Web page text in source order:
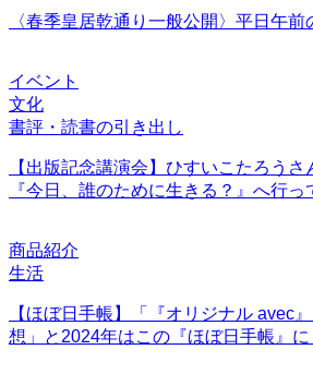
〈春季皇居乾通り一般公開〉平日午前
イベント
文化
書評・読書の引き出し
【出版記念講演会】ひすいこたろう
『今日、誰のために生きる？』へ行っ
商品紹介
生活
【ほぼ日手帳】「『オリジナル avec
想」と2024年はこの『ほぼ日手帳』